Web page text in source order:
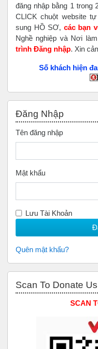
đăng nhập bằng 1 trong
CLICK chuột website
sung HỒ SƠ, các bạn
Nghề nghiệp và Nơi
trình Đăng nhập. Xin
Số khách hiện
Đăng Nhập
Tên đăng nhập
Mật khẩu
Lưu Tài Khoản
Quên mật khẩu?
Scan To Donate
SCAN